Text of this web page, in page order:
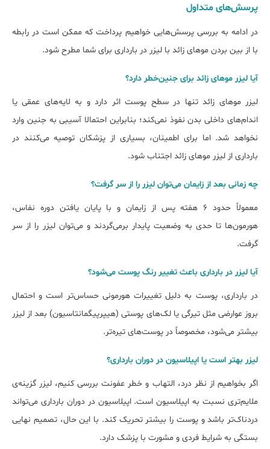
پرسش‌های متداول
در ادامه به بررسی پرسش‌هایی خواهیم پرداخت که ممکن است در رابطه
با از بین بردن موهای زائد با لیزر در بارداری برای شما مطرح شود.
آﯾﺎ لیزر ﻣﻮﻫﺎی زاﺋﺪ ﺑﺮای جنینﺧﻄﺮ دارد؟
لیزر موهای زائد تنها در سطح پوست اثر دارد و به لایه‌های عمقی یا
اندام‌های داخلی بدن نفوذ نمی‌کند؛ بنابراین احتمالا آسیبی به جنین وارد
نخواهد شد. اما برای اطمینان، بسیاری از پزشکان توصیه می‌کنند در
بارداری از لیزر موهای زائد اجتناب شود.
چه زمانی ﺑﻌﺪ از زاﯾﻤﺎن میﺗﻮان لیزر را از ﺳﺮ گرفت؟
معمولاً حدود ۶ هفته پس از زایمان و با پایان یافتن دوره نفاس،
هورمون‌ها تا حدی به وضعیت پایدار برمی‌گردند و می‌توان لیزر را از سر
گرفت.
آیا لیزر در ﺑﺎرداری ﺑﺎﻋﺚ تغییر رنگ پوست میﺷﻮد؟
در بارداری، پوست به دلیل تغییرات هورمونی حساس‌تر است و احتمال
بروز عوارضی مثل تیرگی یا لک‌های پوستی (هیپرپیگمانتاسیون) بعد از لیزر
بیشتر می‌شود، مخصوصاً در پوست‌های تیره‌تر.
لیزر ﺑﻬﺘﺮ اﺳﺖ ﯾﺎ اپیلاسیون در دوران ﺑﺎرداری؟
اگر بخواهیم از نظر درد، التهاب و خطر عفونت بررسی کنیم، لیزر گزینه‌ی
ملایم‌تری نسبت به اپیلاسیون است. اپیلاسیون در دوران بارداری می‌تواند
دردناک‌تر باشد و پوست را بیشتر تحریک کند. با این حال، تصمیم نهایی
بستگی به شرایط فردی و مشورت با پزشک دارد.